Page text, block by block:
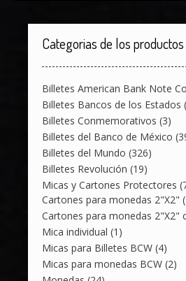
Categorias de los productos
Billetes American Bank Note
Billetes Bancos de los Estados
Billetes Conmemorativos (3)
Billetes del Banco de México
Billetes del Mundo (326)
Billetes Revolución (19)
Micas y Cartones Protectores
Cartones para monedas 2"X2"
Cartones para monedas 2"X2"
Mica individual (1)
Micas para Billetes BCW (4)
Micas para monedas BCW (2)